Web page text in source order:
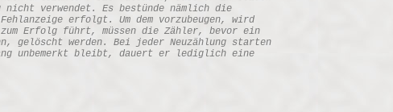
verwendet. Es bestünde nämlich die
erfolgt. Um dem vorzubeugen, wird
Erfolg führt, müssen die Zähler, bevor ein
gelöscht werden. Bei jeder Neuzählung starten
unbemerkt bleibt, dauert er lediglich eine